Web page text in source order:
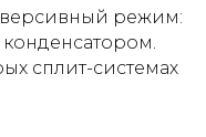
режим:
конденсатором.
сплит-системах